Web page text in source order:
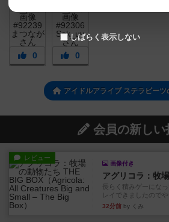
0 0
アイドルアライブ ステラビーツ
会員の新しい
レビュー
画像付き
長らく積みゲーにな
レイできましたのでや
32分前 by くみ
しばらく表示しない